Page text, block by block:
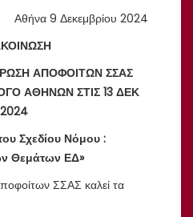
Αθήνα 9 Δεκεμβρίου 2024
ΩΣΗΑΠΟΦΟΙΤΩΝ ΣΣΑΣ
ΑΘΗΝΩΝ ΣΤΙΣ 13 ΔΕΚ
2024
Σχεδίου Νόμου :
Θεμάτων ΕΔ»
ΣΣΑΣ καλεί τα